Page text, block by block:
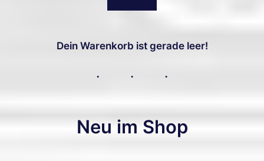
Dein Warenkorb ist gerade leer!
Neu im Shop